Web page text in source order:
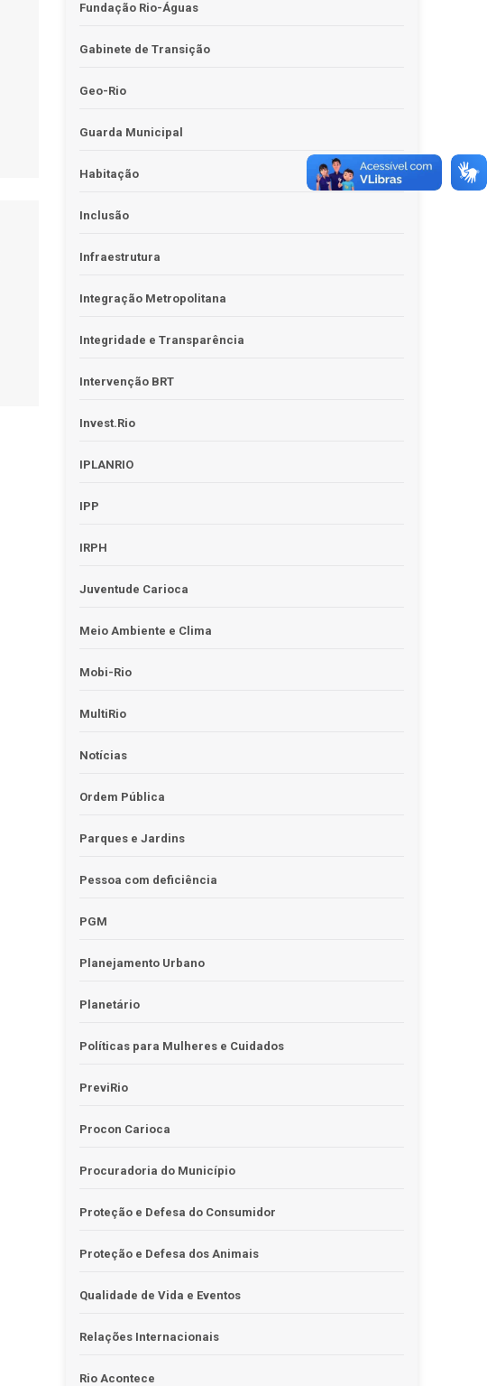
Fundação Rio-Águas
Gabinete de Transição
Geo-Rio
Guarda Municipal
Habitação
Inclusão
Infraestrutura
Integração Metropolitana
Integridade e Transparência
Intervenção BRT
Invest.Rio
IPLANRIO
IPP
IRPH
Juventude Carioca
Meio Ambiente e Clima
Mobi-Rio
MultiRio
Notícias
Ordem Pública
Parques e Jardins
Pessoa com deficiência
PGM
Planejamento Urbano
Planetário
Políticas para Mulheres e Cuidados
PreviRio
Procon Carioca
Procuradoria do Município
Proteção e Defesa do Consumidor
Proteção e Defesa dos Animais
Qualidade de Vida e Eventos
Relações Internacionais
Rio Acontece